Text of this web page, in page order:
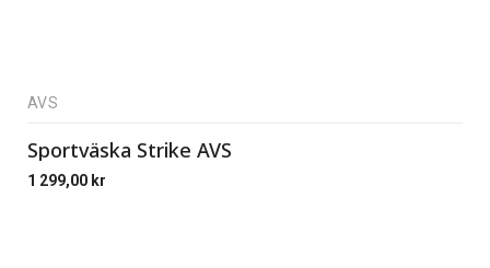
AVS
Sportväska Strike AVS
1 299,00 kr